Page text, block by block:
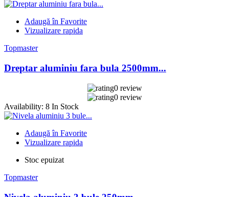
Adaugă în Favorite
Vizualizare rapida
Topmaster
Dreptar aluminiu fara bula 2500mm...
0 review
0 review
Availability: 8 In Stock
Adaugă în Favorite
Vizualizare rapida
Stoc epuizat
Topmaster